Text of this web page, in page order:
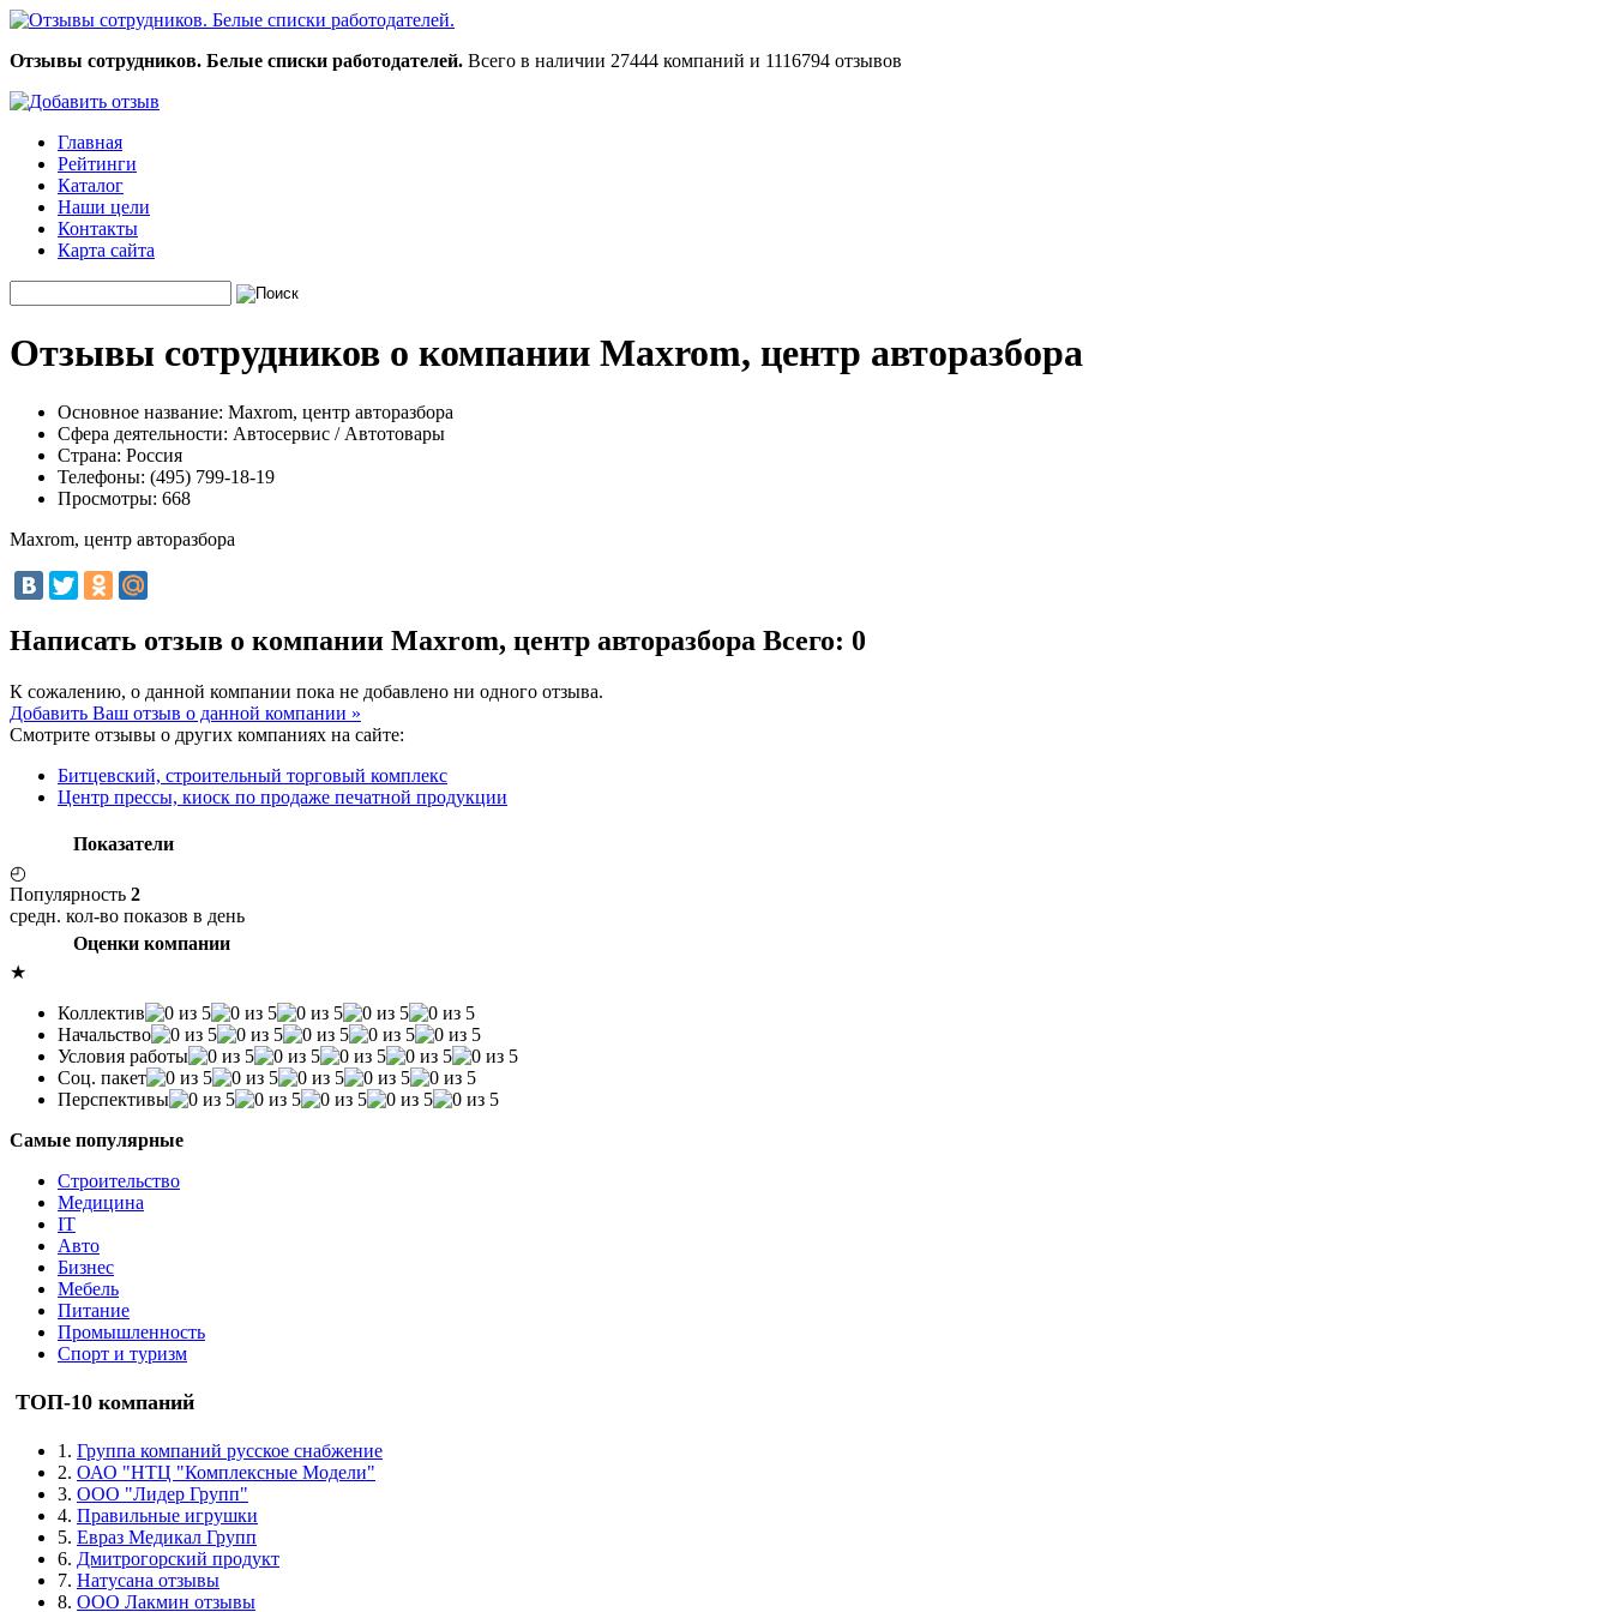
Отзывы сотрудников. Белые списки работодателей. Всего в наличии 27444 компаний и 1116794 отзывов
Главная
Рейтинги
Каталог
Наши цели
Контакты
Карта сайта
Отзывы сотрудников о компании Maxrom, центр авторазбора
Основное название: Maxrom, центр авторазбора
Сфера деятельности: Автосервис / Автотовары
Страна: Россия
Телефоны: (495) 799-18-19
Просмотры: 668
Maxrom, центр авторазбора
Написать отзыв о компании Maxrom, центр авторазбора Всего: 0
К сожалению, о данной компании пока не добавлено ни одного отзыва.
Добавить Ваш отзыв о данной компании »
Смотрите отзывы о других компаниях на сайте:
Битцевский, строительный торговый комплекс
Центр прессы, киоск по продаже печатной продукции
Показатели
◴
Популярность 2
средн. кол-во показов в день
Оценки компании
★
Коллектив
Начальство
Условия работы
Соц. пакет
Перспективы
Самые популярные
Строительство
Медицина
IT
Авто
Бизнес
Мебель
Питание
Промышленность
Спорт и туризм
ТОП-10 компаний
1. Группа компаний русское снабжение
2. ОАО "НТЦ "Комплексные Модели"
3. ООО "Лидер Групп"
4. Правильные игрушки
5. Евраз Медикал Групп
6. Дмитрогорский продукт
7. Натусана отзывы
8. ООО Лакмин отзывы